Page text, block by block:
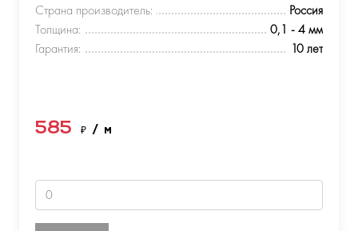
Страна производитель:
Россия
Толщина:
0,1 - 4 мм
Гарантия:
10 лет
585 ₽ / м